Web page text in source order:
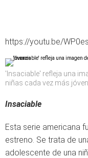
https://youtu.be/
'Insaciable' refleja una
niñas cada vez más
Insaciable
Esta serie americana
estreno. Se trata de
adolescente de una